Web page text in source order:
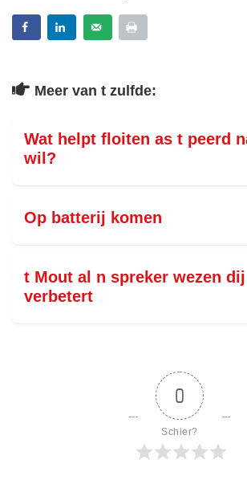
Meer van t zulfde:
Wat helpt floiten as t peerd
wil?
Op batterij komen
t Mout al n spreker wezen
verbetert
0
Schier?